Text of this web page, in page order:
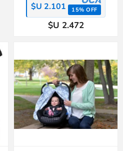
$U 2.101 15% OFF
$U 2.472